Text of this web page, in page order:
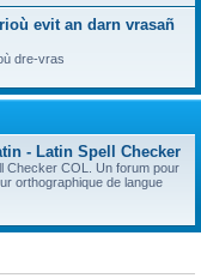
evit an darn vrasañ
dre-vras
- Latin Spell Checker
Checker COL. Un forum pour
orthographique de langue